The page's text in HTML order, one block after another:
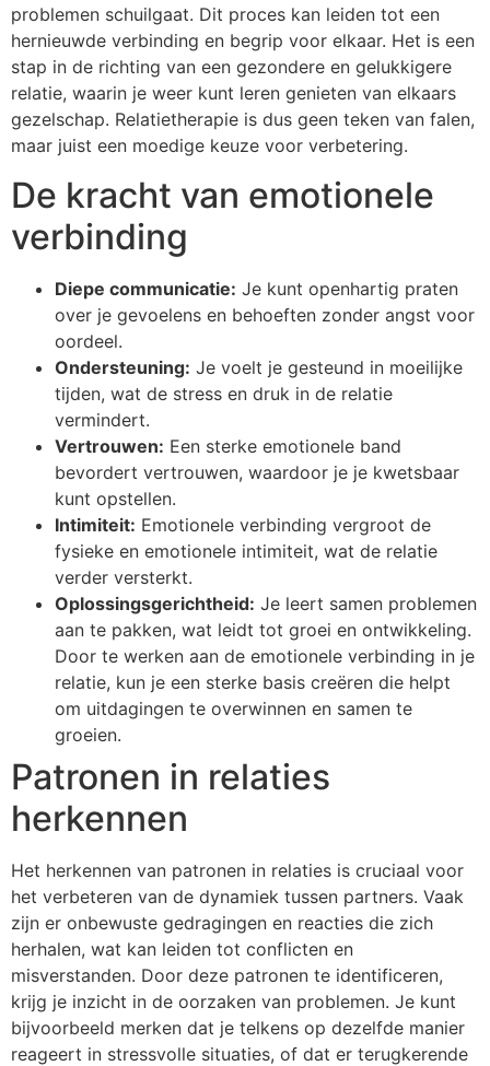
problemen schuilgaat. Dit proces kan leiden tot een
hernieuwde verbinding en begrip voor elkaar. Het is een
stap in de richting van een gezondere en gelukkigere
relatie, waarin je weer kunt leren genieten van elkaars
gezelschap. Relatietherapie is dus geen teken van falen,
maar juist een moedige keuze voor verbetering.
De kracht van emotionele
verbinding
Diepe communicatie: Je kunt openhartig praten
over je gevoelens en behoeften zonder angst voor
oordeel.
Ondersteuning: Je voelt je gesteund in moeilijke
tijden, wat de stress en druk in de relatie
vermindert.
Vertrouwen: Een sterke emotionele band
bevordert vertrouwen, waardoor je je kwetsbaar
kunt opstellen.
Intimiteit: Emotionele verbinding vergroot de
fysieke en emotionele intimiteit, wat de relatie
verder versterkt.
Oplossingsgerichtheid: Je leert samen problemen
aan te pakken, wat leidt tot groei en ontwikkeling.
Door te werken aan de emotionele verbinding in je
relatie, kun je een sterke basis creëren die helpt
om uitdagingen te overwinnen en samen te
groeien.
Patronen in relaties
herkennen
Het herkennen van patronen in relaties is cruciaal voor
het verbeteren van de dynamiek tussen partners. Vaak
zijn er onbewuste gedragingen en reacties die zich
herhalen, wat kan leiden tot conflicten en
misverstanden. Door deze patronen te identificeren,
krijg je inzicht in de oorzaken van problemen. Je kunt
bijvoorbeeld merken dat je telkens op dezelfde manier
reageert in stressvolle situaties, of dat er terugkerende